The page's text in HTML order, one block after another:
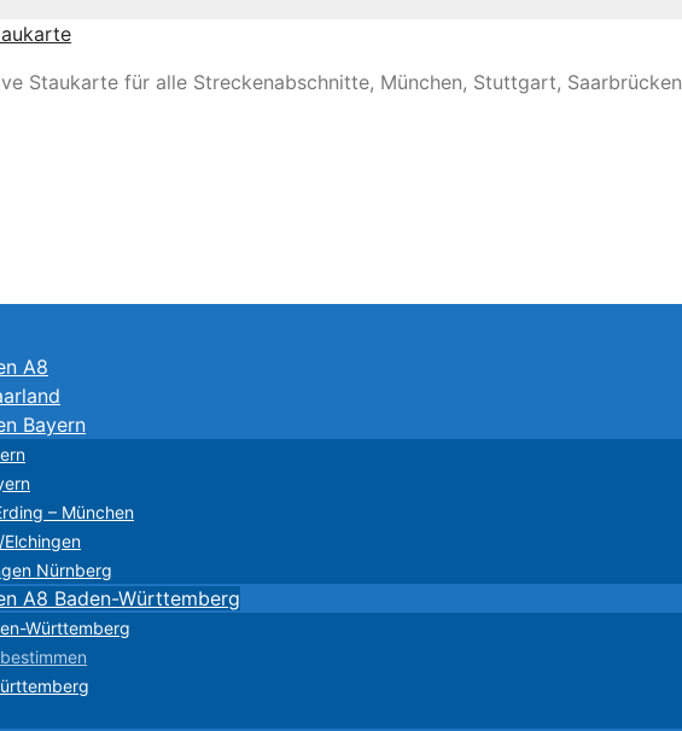
Staukarte für alle Streckenabschnitte, München, Stuttgart, Saarbrücken
A8
Bayern
– München
Elchingen
Nürnberg
A8 Baden-Württemberg
Württemberg